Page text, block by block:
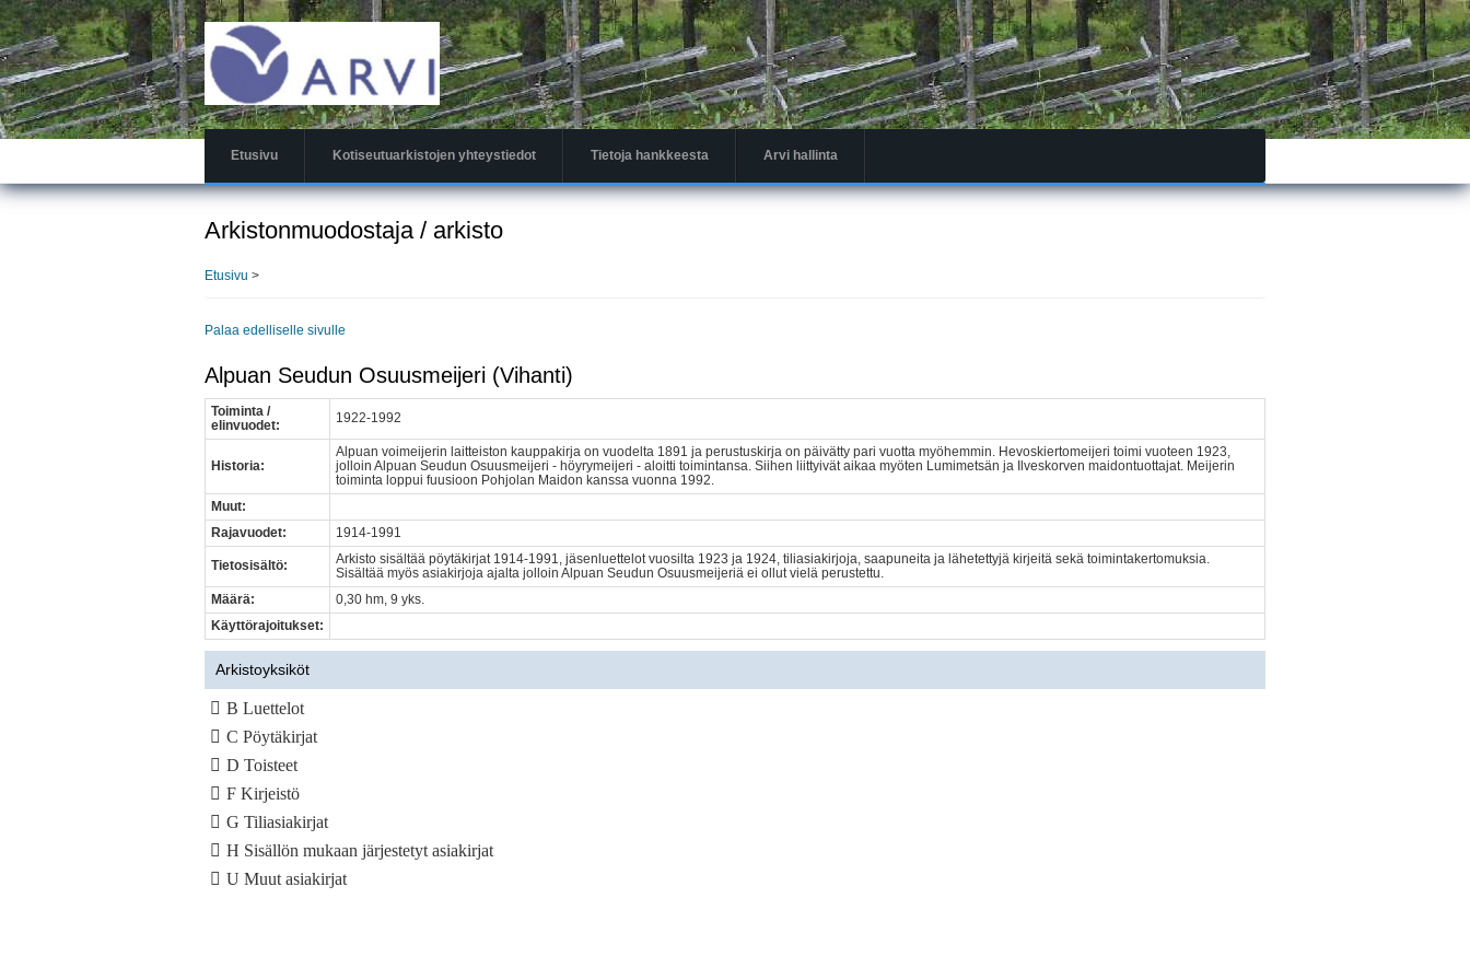
Hyppää
pääsisältöön
Etusivu Kotiseutuarkistojen yhteystiedot Tietoja hankkeesta Arvi hallinta
Arkistonmuodostaja / arkisto
Etusivu >
Palaa edelliselle sivulle
Alpuan Seudun Osuusmeijeri (Vihanti)
Toiminta /
elinvuodet:
1922-1992
Historia:
Alpuan voimeijerin laitteiston kauppakirja on vuodelta 1891 ja perustuskirja on päivätty pari vuotta myöhemmin. Hevoskiertomeijeri toimi vuoteen 1923,
jolloin Alpuan Seudun Osuusmeijeri - höyrymeijeri - aloitti toimintansa. Siihen liittyivät aikaa myöten Lumimetsän ja Ilveskorven maidontuottajat. Meijerin
toiminta loppui fuusioon Pohjolan Maidon kanssa vuonna 1992.
Muut:
Rajavuodet:
1914-1991
Tietosisältö:
Arkisto sisältää pöytäkirjat 1914-1991, jäsenluettelot vuosilta 1923 ja 1924, tiliasiakirjoja, saapuneita ja lähetettyjä kirjeitä sekä toimintakertomuksia.
Sisältää myös asiakirjoja ajalta jolloin Alpuan Seudun Osuusmeijeriä ei ollut vielä perustettu.
Määrä:
0,30 hm, 9 yks.
Käyttörajoitukset:
Arkistoyksiköt
B Luettelot
C Pöytäkirjat
D Toisteet
F Kirjeistö
G Tiliasiakirjat
H Sisällön mukaan järjestetyt asiakirjat
U Muut asiakirjat